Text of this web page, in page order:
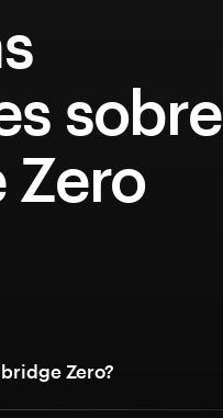
sobre
Zero?